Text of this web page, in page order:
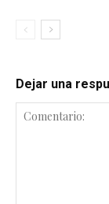
Dejar una